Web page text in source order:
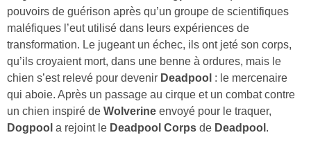
pouvoirs de guérison après qu’un groupe de scientifiques
maléfiques l’eut utilisé dans leurs expériences de
transformation. Le jugeant un échec, ils ont jeté son corps,
qu’ils croyaient mort, dans une benne à ordures, mais le
chien s’est relevé pour devenir Deadpool : le mercenaire
qui aboie. Après un passage au cirque et un combat contre
un chien inspiré de Wolverine envoyé pour le traquer,
Dogpool a rejoint le Deadpool Corps de Deadpool .